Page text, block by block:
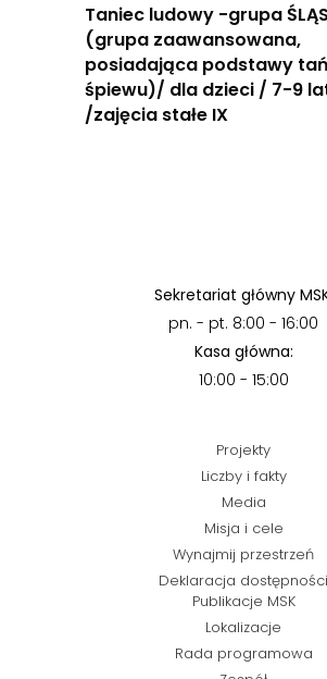
Taniec ludowy -grupa
(grupa zaawansowana,
posiadająca podstawy
śpiewu)/ dla dzieci / 7-9
/zajęcia stałe IX
Sekretariat główny
pn. - pt. 8:00 - 16:00
Kasa główna:
10:00 - 15:00
Projekty
Liczby i fakty
Media
Misja i cele
Wynajmij przestrzeń
Deklaracja dostępności
Publikacje MSK
Lokalizacje
Rada programowa